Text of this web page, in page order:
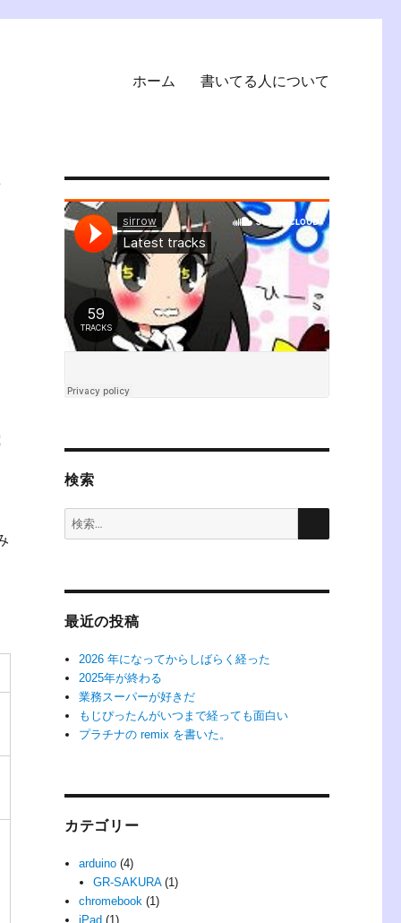
ホーム 書いてる人について
検索
検
索:
検
最近の投稿
2026 年になってからしばらく経った
2025年が終わる
業務スーパーが好きだ
もじぴったんがいつまで経っても面白い
プラチナの remix を書いた。
カテゴリー
arduino (4)
GR-SAKURA(1)
chromebook (1)
iPad (1)